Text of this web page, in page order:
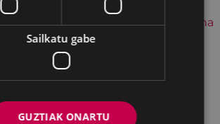
formularioak.eibar.eus/eu/asteklima
Irailaren 27ra arte (barne)
zure plazaren baieztapena
jasotzea.
Sailkatu gabe
GUZTIAK ONARTU